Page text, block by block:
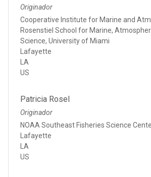
Originador
Cooperative Institute for Marine and
Rosenstiel School for Marine,
Science, University of Miami
Lafayette
LA
US
Patricia Rosel
Originador
NOAA Southeast Fisheries Science
Lafayette
LA
US